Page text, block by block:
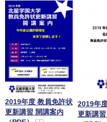
2019年度 教員免許状
更新講習 開講案内
2019年
更新講